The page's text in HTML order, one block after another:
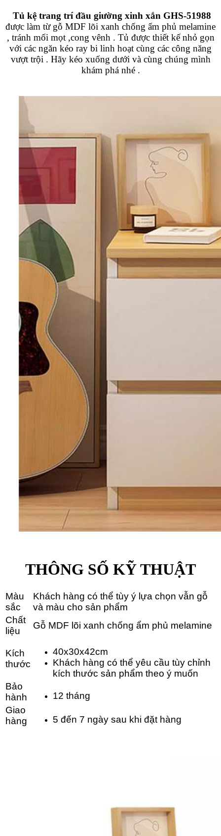
Tủ kệ trang trí đầu giường xinh xắn GHS-51988
được làm từ gỗ MDF lõi xanh chống ẩm phủ melamine
, tránh mối mọt ,cong vênh . Tủ được thiết kế nhỏ gọn
với các ngăn kéo ray bi linh hoạt cùng các công năng
vượt trội . Hãy kéo xuống dưới và cùng chúng mình
khám phá nhé .
THÔNG SỐ KỸ THUẬT
Màu
sắc
Khách hàng có thể tùy ý lựa chọn vẫn gỗ
và màu cho sản phẩm
Chất
liệu
Gỗ MDF lõi xanh chống ẩm phủ melamine
Kích
thước
40x30x42cm
Khách hàng có thể yêu cầu tùy chỉnh
kích thước sản phẩm theo ý muốn
Bảo
hành
12 tháng
Giao
hàng
5 đến 7 ngày sau khi đặt hàng